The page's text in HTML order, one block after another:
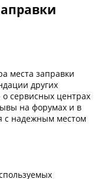
места заправки
других
сервисных центрах
на форумах и в
с надежным местом